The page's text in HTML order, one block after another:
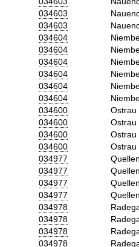
034603
034603
034604
034604
034604
034604
034604
034604
034600
Ostrau
034600
Ostrau
034600
Ostrau
034600
Ostrau
034977
034977
034977
034977
034978
034978
034978
034978